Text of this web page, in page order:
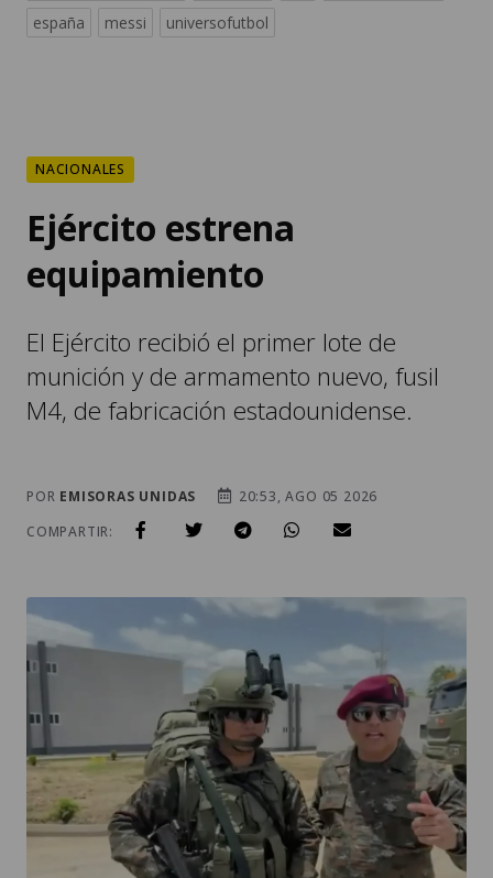
españa
messi universofutbol
NACIONALES
Ejército estrena
equipamiento
El Ejército recibió el primer lote de
munición y de armamento nuevo, fusil
M4, de fabricación estadounidense.
POR EMISORAS UNIDAS
20:53, AGO 05 2026
COMPARTIR: